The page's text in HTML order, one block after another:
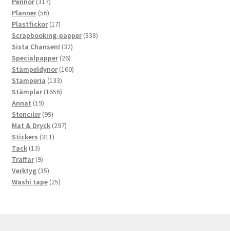
produkter
Planner 5656
produkter
Plastfickor 1717
produkter
Scrapbooking-papper 338338
Sista Chansen! 3232
produkter
Specialpapper 2626
produkter
Stämpeldynor 160160
Stamperia 133133
produkter
Stämplar 16561656
Annat 1919
produkter
Stenciler 9999
produkter
Mat & Dryck 297297
Stickers 311311
Tack 1313
produkter
Träffar 99
produkter
Verktyg 3535
produkter
Washi tape 2525